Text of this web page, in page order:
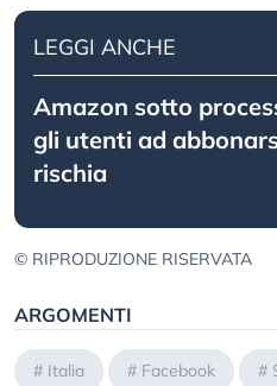
LEGGI ANCHE
Amazon sotto
gli utenti ad
rischia
© RIPRODUZIONE RISERVATA
ARGOMENTI
# Italia # Facebook #